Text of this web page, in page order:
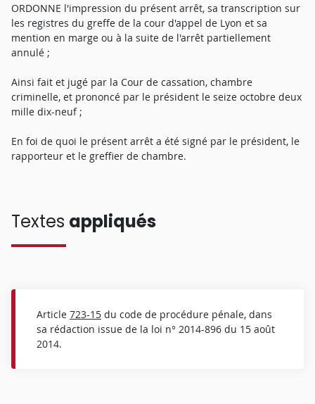
ORDONNE l'impression du présent arrêt, sa transcription sur
les registres du greffe de la cour d'appel de Lyon et sa
mention en marge ou à la suite de l'arrêt partiellement
annulé ;
Ainsi fait et jugé par la Cour de cassation, chambre
criminelle, et prononcé par le président le seize octobre deux
mille dix-neuf ;
En foi de quoi le présent arrêt a été signé par le président, le
rapporteur et le greffier de chambre.
Textes appliqués
Article 723-15 du code de procédure pénale, dans
sa rédaction issue de la loi n° 2014-896 du 15 août
2014.